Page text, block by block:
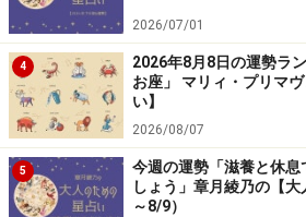
6位：やぎ座／山羊座（12
生まれ）
2026/07/01
4
2026年8月8日の運勢ラ
お座」 マリィ・プリマ
い】
2026/08/07
5
今週の運勢「滋養と休
しょう」章月綾乃の【
～8/9）